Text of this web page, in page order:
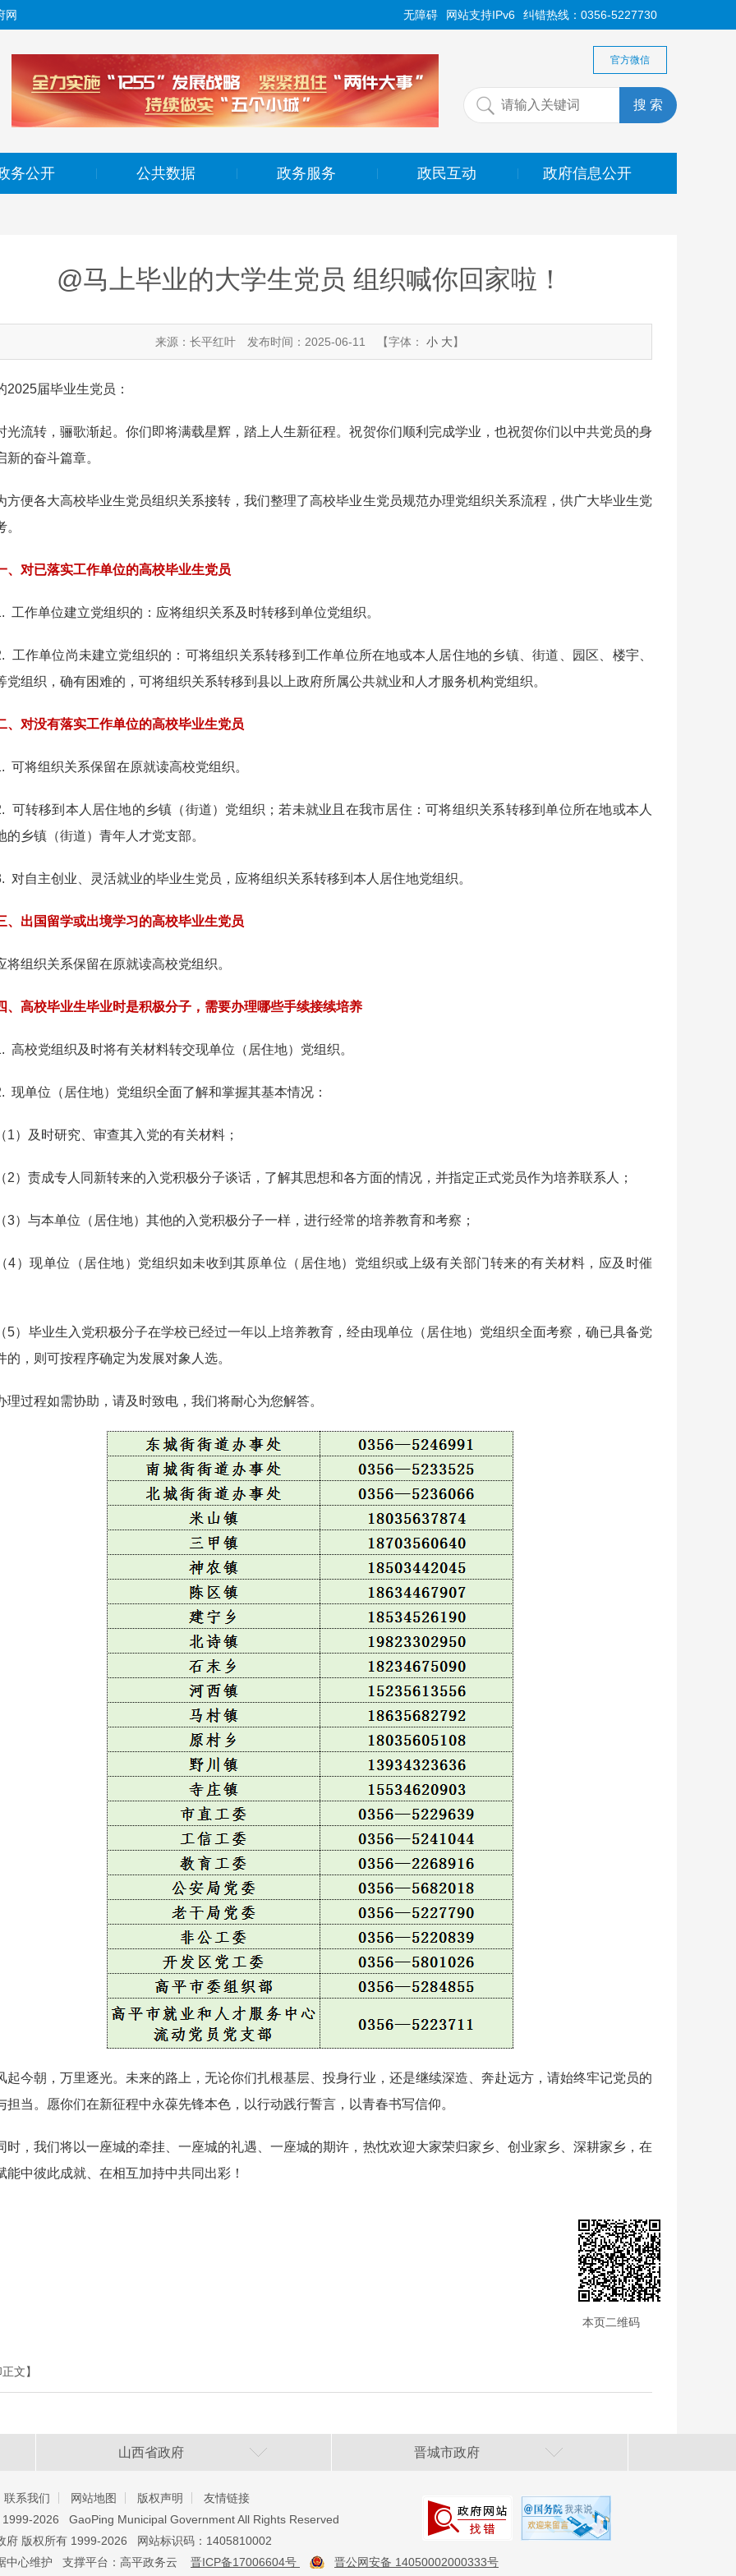
网 纠错热线：0356-5227730
网站支持IPv6
无障碍
官方微信
务公开 公共数据 政务服务 政民互动 政府信息公开
@马上毕业的大学生党员 组织喊你回家啦！
来源：长平红叶 发布时间：2025-06-11 【字体：小 大】
2025届毕业生党员：
转，骊歌渐起。你们即将满载星辉，踏上人生新征程。祝贺你们顺利完成学业，也祝贺你们以中共党员的身
新的奋斗篇章。
各大高校毕业生党员组织关系接转，我们整理了高校毕业生党员规范办理党组织关系流程，供广大毕业生党
。
对已落实工作单位的高校毕业生党员
作单位建立党组织的：应将组织关系及时转移到单位党组织。
作单位尚未建立党组织的：可将组织关系转移到工作单位所在地或本人居住地的乡镇、街道、园区、楼宇、
党组织，确有困难的，可将组织关系转移到县以上政府所属公共就业和人才服务机构党组织。
对没有落实工作单位的高校毕业生党员
将组织关系保留在原就读高校党组织。
转移到本人居住地的乡镇（街道）党组织；若未就业且在我市居住：可将组织关系转移到单位所在地或本人
的乡镇（街道）青年人才党支部。
自主创业、灵活就业的毕业生党员，应将组织关系转移到本人居住地党组织。
出国留学或出境学习的高校毕业生党员
织关系保留在原就读高校党组织。
、高校毕业生毕业时是积极分子，需要办理哪些手续接续培养
校党组织及时将有关材料转交现单位（居住地）党组织。
单位（居住地）党组织全面了解和掌握其基本情况：
及时研究、审查其入党的有关材料；
责成专人同新转来的入党积极分子谈话，了解其思想和各方面的情况，并指定正式党员作为培养联系人；
与本单位（居住地）其他的入党积极分子一样，进行经常的培养教育和考察；
现单位（居住地）党组织如未收到其原单位（居住地）党组织或上级有关部门转来的有关材料，应及时催
毕业生入党积极分子在学校已经过一年以上培养教育，经由现单位（居住地）党组织全面考察，确已具备党
的，则可按程序确定为发展对象人选。
程如需协助，请及时致电，我们将耐心为您解答。
朝，万里逐光。未来的路上，无论你们扎根基层、投身行业，还是继续深造、奔赴远方，请始终牢记党员的
担当。愿你们在新征程中永葆先锋本色，以行动践行誓言，以青春书写信仰。
我们将以一座城的牵挂、一座城的礼遇、一座城的期许，热忱欢迎大家荣归家乡、创业家乡、深耕家乡，在
能中彼此成就、在相互加持中共同出彩！
本页二维码
文】
山西省政府 晋城市政府
联系我们 网站地图 版权声明
友情链接
2026 GaoPing Municipal Government All Rights Reserved
府 版权所有 1999-2026 网站标识码：1405810002
中心维护 支撑平台：高平政务云 晋ICP备17006604号 晋公网安备 14050002000333号